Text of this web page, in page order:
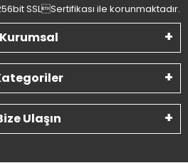
SSLSertifikası ile korunmaktadır.
Kurumsal
Ulaşın